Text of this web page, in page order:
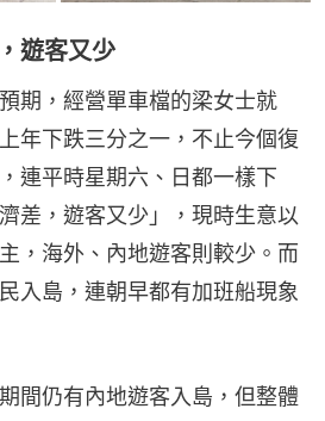
遊客又少
期，經營單車檔的梁女士就
年下跌三分之一，不止今個復
連平時星期六、日都一樣下
差，遊客又少」，現時生意以
，海外、內地遊客則較少。而
入島，連朝早都有加班船現象
間仍有內地遊客入島，但整體